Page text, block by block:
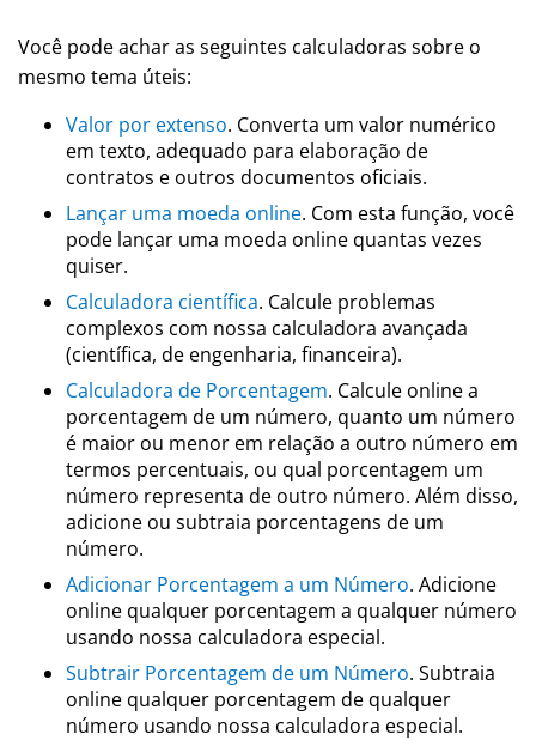
Você pode achar as seguintes calculadoras sobre o
mesmo tema úteis:
Valor por extenso. Converta um valor numérico
em texto, adequado para elaboração de
contratos e outros documentos oficiais.
Lançar uma moeda online. Com esta função, você
pode lançar uma moeda online quantas vezes
quiser.
Calculadora científica. Calcule problemas
complexos com nossa calculadora avançada
(científica, de engenharia, financeira).
Calculadora de Porcentagem. Calcule online a
porcentagem de um número, quanto um número
é maior ou menor em relação a outro número em
termos percentuais, ou qual porcentagem um
número representa de outro número. Além disso,
adicione ou subtraia porcentagens de um
número.
Adicionar Porcentagem a um Número. Adicione
online qualquer porcentagem a qualquer número
usando nossa calculadora especial.
Subtrair Porcentagem de um Número. Subtraia
online qualquer porcentagem de qualquer
número usando nossa calculadora especial.